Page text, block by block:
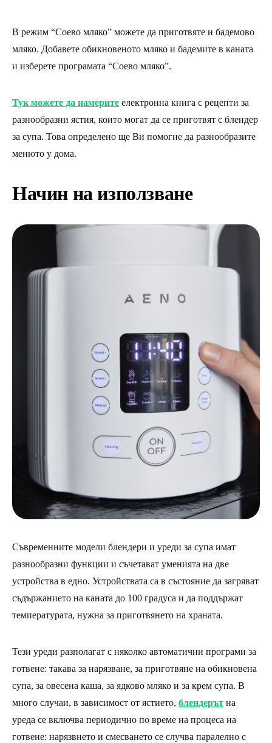
В режим “Соево мляко” можете да приготвяте и бадемово
мляко. Добавете обикновеното мляко и бадемите в каната
и изберете програмата “Соево мляко”.
Тук можете да намерите електронна книга с рецепти за
разнообразни ястия, които могат да се приготвят с блендер
за супа. Това определено ще Ви помогне да разнообразите
менюто у дома.
Начин на използване
Съвременните модели блендери и уреди за супа имат
разнообразни функции и съчетават уменията на две
устройства в едно. Устройствата са в състояние да загряват
съдържанието на каната до 100 градуса и да поддържат
температурата, нужна за приготвянето на храната.
Тези уреди разполагат с няколко автоматични програми за
готвене: такава за нарязване, за приготвяне на обикновена
супа, за овесена каша, за ядково мляко и за крем супа. В
много случаи, в зависимост от ястието, блендерът на
уреда се включва периодично по време на процеса на
готвене: нарязвнето и смесването се случва паралелно с